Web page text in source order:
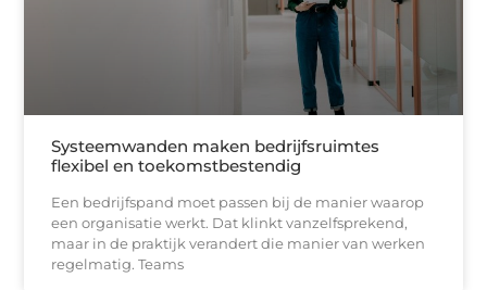
Systeemwanden maken bedrijfsruimtes
flexibel en toekomstbestendig
Een bedrijfspand moet passen bij de manier waarop
een organisatie werkt. Dat klinkt vanzelfsprekend,
maar in de praktijk verandert die manier van werken
regelmatig. Teams